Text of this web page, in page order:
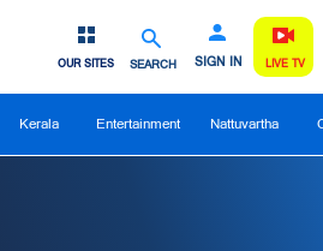
SEARCH SIGN IN
OUR SITES LIVE TV
Kerala Entertainment Nattuvartha